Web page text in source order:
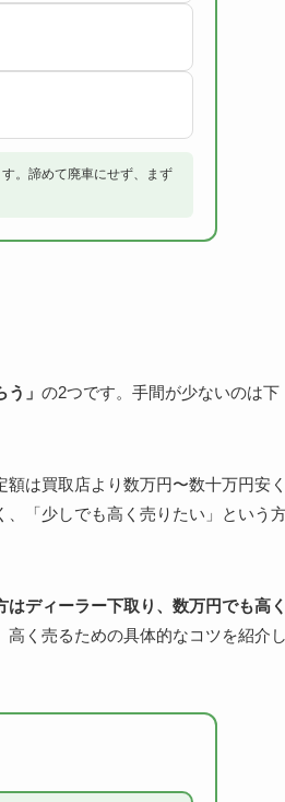
。諦めて廃車にせず、まず
」 の2つです。手間が少ないのは下
は買取店より数万円〜数十万円安
「少しでも高く売りたい」という
はディーラー下取り、数万円でも高
高く売るための具体的なコツを紹介